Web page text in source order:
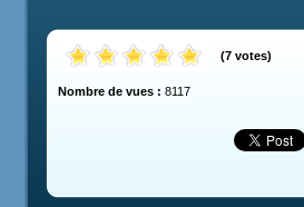
(7 votes)
Nombre de vues : 8117